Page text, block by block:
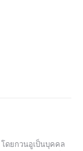
โดยกวนอูเป็นบุคคล